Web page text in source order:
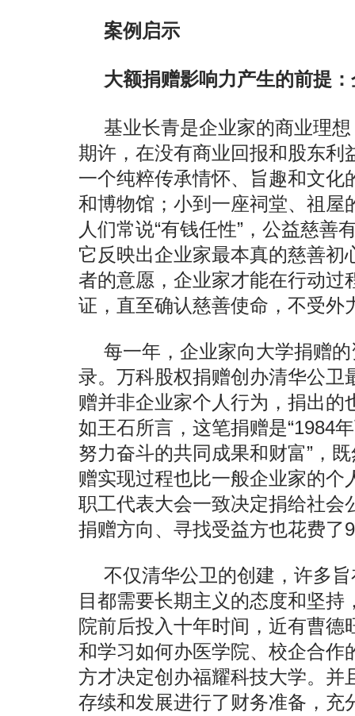
案例启示
大额捐赠影响力产生的前提
基业长青是企业家的商业理
期许，在没有商业回报和股东利
一个纯粹传承情怀、旨趣和文化
和博物馆；小到一座祠堂、祖屋
人们常说“有钱任性”，公益慈善
它反映出企业家最本真的慈善初
者的意愿，企业家才能在行动过
证，直至确认慈善使命，不受外
每一年，企业家向大学捐赠
录。万科股权捐赠创办清华公卫
赠并非企业家个人行为，捐出的
如王石所言，这笔捐赠是“1984
努力奋斗的共同成果和财富”，
赠实现过程也比一般企业家的个
职工代表大会一致决定捐给社会
捐赠方向、寻找受益方也花费了
不仅清华公卫的创建，许多
目都需要长期主义的态度和坚
院前后投入十年时间，近有曹
和学习如何办医学院、校企合作
方才决定创办福耀科技大学。并
存续和发展进行了财务准备，充